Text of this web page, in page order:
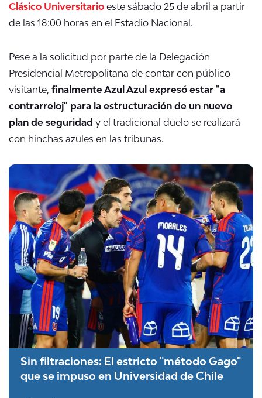
Clásico Universitario este sábado 25 de abril a partir
de las 18:00 horas en el Estadio Nacional.
Pese a la solicitud por parte de la Delegación
Presidencial Metropolitana de contar con público
visitante, finalmente Azul Azul expresó estar "a
contrarreloj" para la estructuración de un nuevo
plan de seguridad y el tradicional duelo se realizará
con hinchas azules en las tribunas.
Sin filtraciones: El estricto "método Gago"
que se impuso en Universidad de Chile